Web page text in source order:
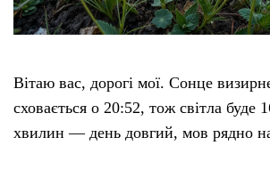
Вітаю вас, дорогі мої. Сонце
сховається о 20:52, тож світла буде
хвилин — день довгий, мов рядно